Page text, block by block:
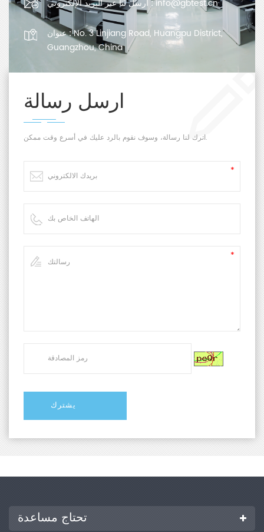
ارسل لنا عبر البريد الإلكتروني :info@gbtest.cn
عنوان :No. 3 Linjiang Road, Huangpu District,
Guangzhou, China
ارسل رسالة
اترك لنا رسالة، وسوف نقوم بالرد عليك في أسرع وقت ممكن.
تحتاج مساعدة